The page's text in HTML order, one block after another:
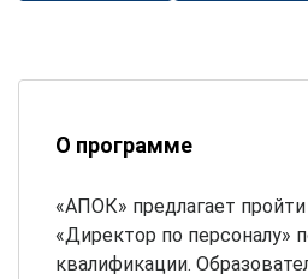
О программе
«АПОК» предлагает
«Директор по персоналу»
квалификации.